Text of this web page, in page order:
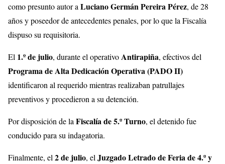
como presunto autor a Luciano Germán Pereira Pérez, de 28
años y poseedor de antecedentes penales, por lo que la Fiscalía
dispuso su requisitoria.
El 1.º de julio, durante el operativoAntirapiña, efectivos del
Programa de Alta Dedicación Operativa (PADO II)
identificaron al requerido mientras realizaban patrullajes
preventivos y procedieron a su detención.
Por disposición de la Fiscalía de 5.º Turno, el detenido fue
conducido para su indagatoria.
Finalmente, el 2 de julio, el Juzgado Letrado de Feria de 4.º y